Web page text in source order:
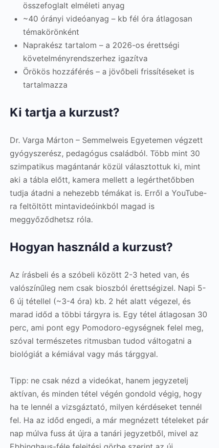
összefoglalt elméleti anyag
~40 órányi videóanyag – kb fél óra átlagosan
témakörönként
Naprakész tartalom – a 2026-os érettségi
követelményrendszerhez igazítva
Örökös hozzáférés – a jövőbeli frissítéseket is
tartalmazza
Ki tartja a kurzust?
Dr. Varga Márton – Semmelweis Egyetemen végzett
gyógyszerész, pedagógus családból. Több mint 30
szimpatikus magántanár közül választottuk ki, mint
aki a tábla előtt, kamera mellett a legérthetőbben
tudja átadni a nehezebb témákat is. Erről a YouTube-
ra feltöltött mintavideóinkból magad is
meggyőződhetsz róla.
Hogyan használd a kurzust?
Az írásbeli és a szóbeli között 2-3 heted van, és
valószínűleg nem csak bioszból érettségizel. Napi 5-
6 új tétellel (~3-4 óra) kb. 2 hét alatt végezel, és
marad időd a többi tárgyra is. Egy tétel átlagosan 30
perc, ami pont egy Pomodoro-egységnek felel meg,
szóval természetes ritmusban tudod váltogatni a
biológiát a kémiával vagy más tárggyal.
Tipp: ne csak nézd a videókat, hanem jegyzetelj
aktívan, és minden tétel végén gondold végig, hogy
ha te lennél a vizsgáztató, milyen kérdéseket tennél
fel. Ha az időd engedi, a már megnézett tételeket pár
nap múlva fuss át újra a tanári jegyzetből, mivel az